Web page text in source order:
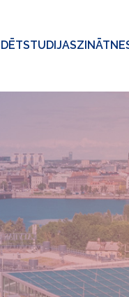
STUDIJASZINĀTNE